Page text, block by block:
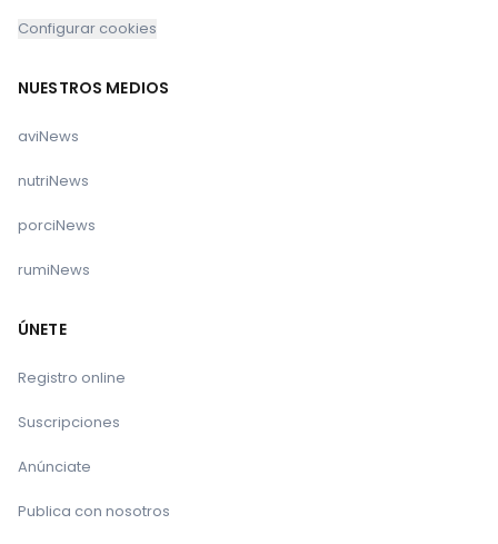
estrategias de prevención del cambio
base de financiación y políticas regionales,
de forma urgente con el objetivo de mantener
más eficiente y menos costoso. La prevención
del cambio climático, por tanto, no sólo nos
economía, sino que también hará que un
tradiciones, cultura e identidad” ha apuntado
Referencias:
Configurar cookies
NUESTROS MEDIOS
aviNews
nutriNews
porciNews
rumiNews
ÚNETE
Registro online
Suscripciones
Anúnciate
Publica con nosotros